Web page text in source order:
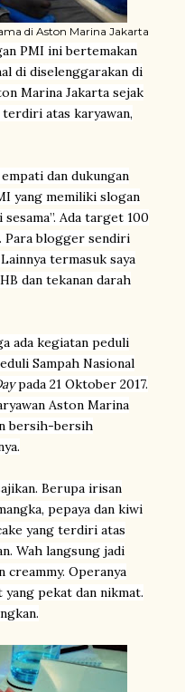
di Aston Marina Jakarta
PMI ini bertemakan
di diselenggarakan di
Marina Jakarta sejak
terdiri atas karyawan,
dan dukungan
yang memiliki slogan
Ada target 100
Para blogger sendiri
termasuk saya
dan tekanan darah
ada kegiatan peduli
Sampah Nasional
pada 21 Oktober 2017.
Aston Marina
bersih-bersih
Berupa irisan
pepaya dan kiwi
yang terdiri atas
Wah langsung jadi
creammy. Operanya
pekat dan nikmat.